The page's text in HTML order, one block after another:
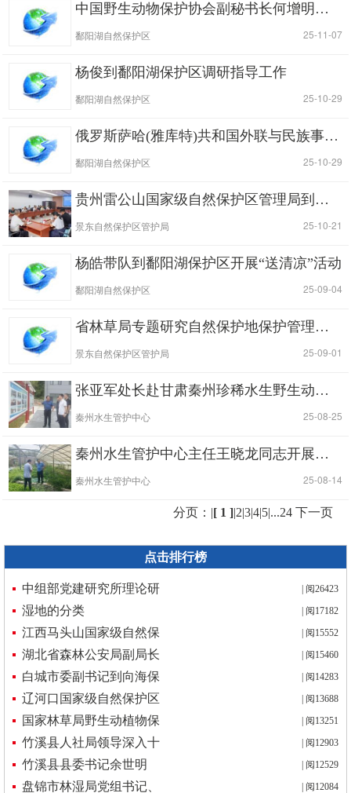
中国野生动物保护协会副秘书长何增明到鄱阳湖保护区调研
鄱阳湖自然保护区 | 25-11-07
杨俊到鄱阳湖保护区调研指导工作
鄱阳湖自然保护区 | 25-10-29
俄罗斯萨哈(雅库特)共和国外联与民族事务部部长一行访问鄱阳湖保护区
鄱阳湖自然保护区 | 25-10-29
贵州雷公山国家级自然保护区管理局到景东无量山哀牢山国家级自然保护区交流学习
景东自然保护区管护局 | 25-10-21
杨皓带队到鄱阳湖保护区开展“送清凉”活动
鄱阳湖自然保护区 | 25-09-04
省林草局专题研究自然保护地保护管理工作
景东自然保护区管护局 | 25-09-01
张亚军处长赴甘肃秦州珍稀水生野生动物国家级自然保护区调研指导防汛工作
秦州水生管护中心 | 25-08-25
秦州水生管护中心主任王晓龙同志开展防汛安全督查及建设项目规划调研
秦州水生管护中心 | 25-08-14
分页：|[ 1 ]|2|3|4|5|...24 下一页
点击排行榜
中组部党建研究所理论研 | 阅26423
湿地的分类 | 阅17182
江西马头山国家级自然保 | 阅15552
湖北省森林公安局副局长 | 阅15460
白城市委副书记到向海保 | 阅14283
辽河口国家级自然保护区 | 阅13688
国家林草局野生动植物保 | 阅13251
竹溪县人社局领导深入十 | 阅12903
竹溪县县委书记余世明 | 阅12529
盘锦市林湿局党组书记、 | 阅12084